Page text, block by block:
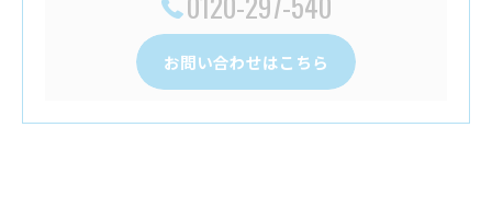
お問い合わせはこちら